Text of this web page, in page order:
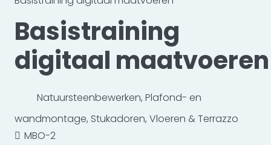
Basistraining
digitaal maatvoeren
Natuursteenbewerken,Plafond- en
wandmontage, Stukadoren, Vloeren & Terrazzo
MBO-2